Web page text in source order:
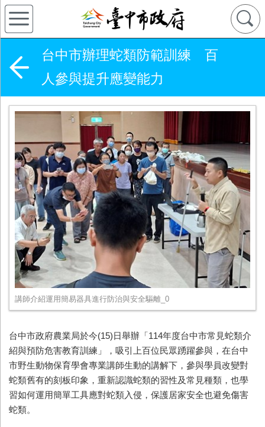
台中市辦理蛇類防範訓練 百
人參與提升應變能力
講師介紹運用簡易器具進行防治與安全驅離_0
台中市政府農業局於今(15)日舉辦「114年度台中市常見蛇類介
紹與預防危害教育訓練」，吸引上百位民眾踴躍參與，在台中
市野生動物保育學會專業講師生動的講解下，參與學員改變對
蛇類舊有的刻板印象，重新認識蛇類的習性及常見種類，也學
習如何運用簡單工具應對蛇類入侵，保護居家安全也避免傷害
蛇類。